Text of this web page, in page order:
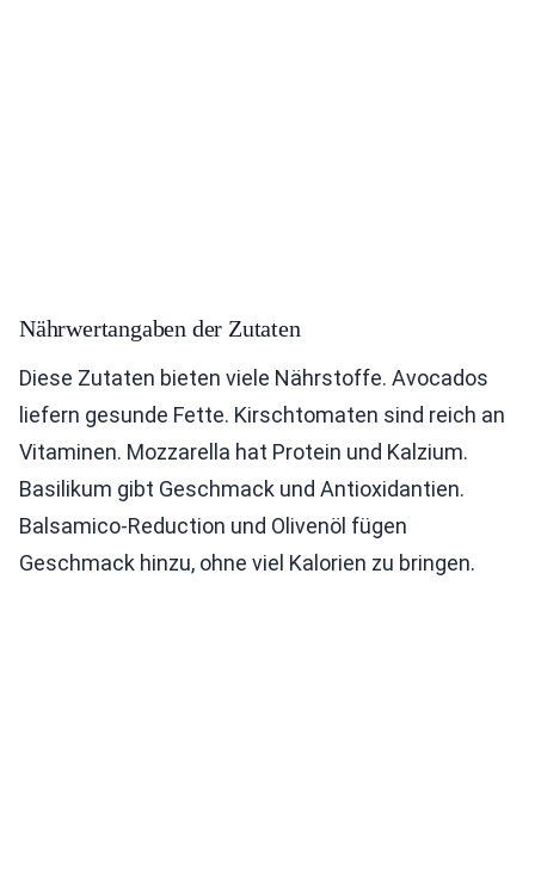
Nährwertangaben der Zutaten
Diese Zutaten bieten viele Nährstoffe. Avocados
liefern gesunde Fette. Kirschtomaten sind reich an
Vitaminen. Mozzarella hat Protein und Kalzium.
Basilikum gibt Geschmack und Antioxidantien.
Balsamico-Reduction und Olivenöl fügen
Geschmack hinzu, ohne viel Kalorien zu bringen.